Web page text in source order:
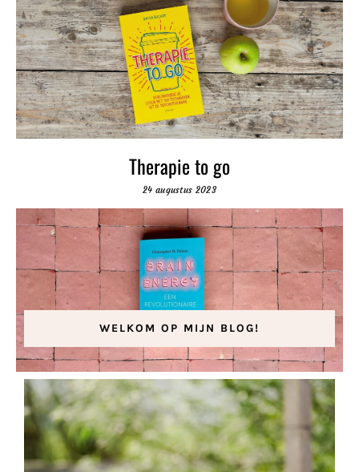
Therapie to go
24 augustus 2023
Brain Energy
22 november 2023
WELKOM OP MIJN BLOG!